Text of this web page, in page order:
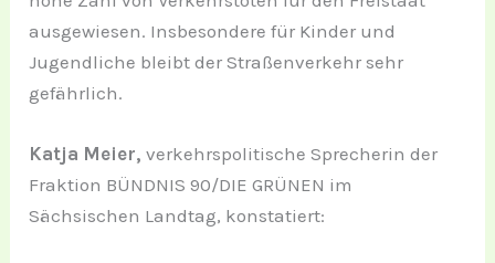
ausgewiesen. Insbesondere für Kinder und
Jugendliche bleibt der Straßenverkehr sehr
gefährlich.
Katja Meier, verkehrspolitische Sprecherin der
Fraktion BÜNDNIS 90/DIE GRÜNEN im
Sächsischen Landtag, konstatiert: